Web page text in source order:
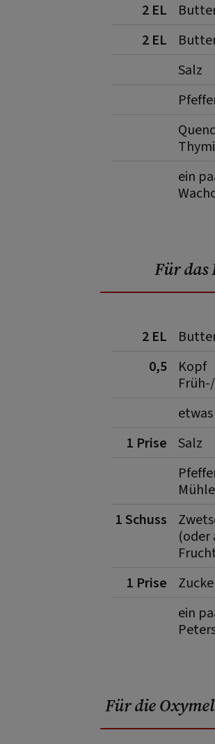
2 EL
2 EL
Salz
ein
Für das
2 EL
0,5
Kopf
1 Prise
Salz
Mühle
1 Schuss
(oder
1 Prise
ein
Für die